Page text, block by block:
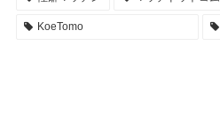
KoeTomo